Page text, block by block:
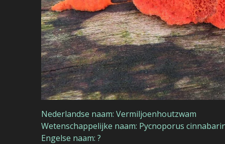
Nederlandse naam: Vermiljoenhoutzwam
Wetenschappelijke naam: Pycnoporus
Engelse naam: ?